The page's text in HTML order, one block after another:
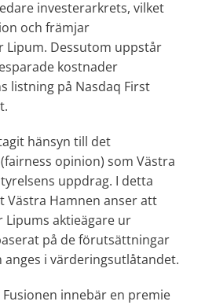
investerarkrets, vilket
och främjar
Dessutom uppstår
kostnader
listning på Nasdaq First
hänsyn till det
opinion) som Västra
uppdrag. I detta
Västra Hamnen anser att
Lipums aktieägare ur
på de förutsättningar
anges i värderingsutlåtandet.
innebär en premie